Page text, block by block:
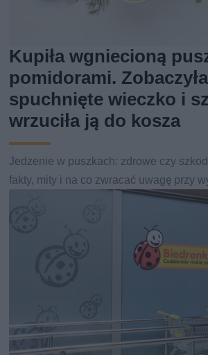
Kupiła wgniecioną
pomidorami. Zobaczyła
spuchnięte wieczko i
wrzuciła ją do kosza
Jedzenie w puszkach: zdrowe czy
fakty, mity i na co zwracać uwagę przy